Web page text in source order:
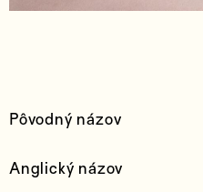
Pôvodný názov
Anglický názov